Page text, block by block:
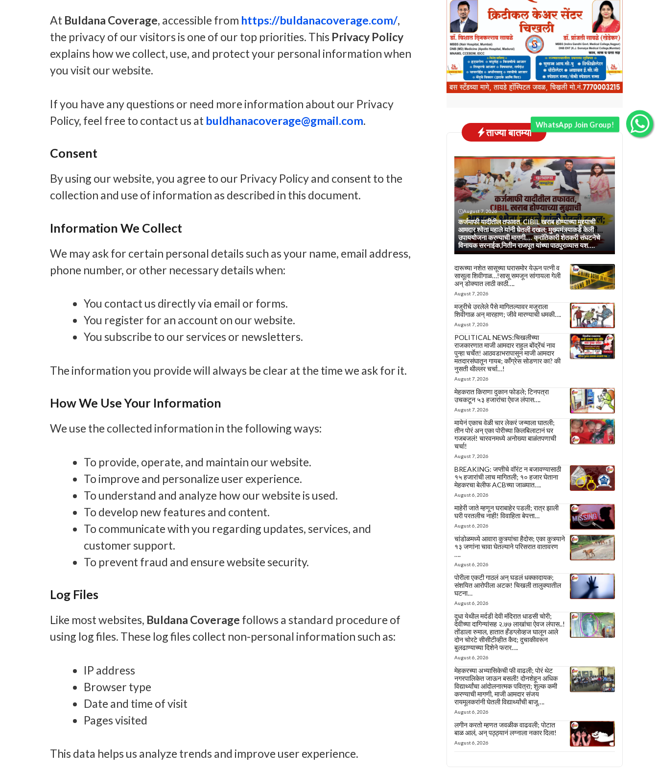
At Buldana Coverage, accessible from https://buldanacoverage.com/,
the privacy of our visitors is one of our top priorities. This Privacy Policy
explains how we collect, use, and protect your personal information when
you visit our website.
If you have any questions or need more information about our Privacy
Policy, feel free to contact us at buldhanacoverage@gmail.com.
Consent
By using our website, you agree to our Privacy Policy and consent to the
collection and use of information as described in this document.
Information We Collect
We may ask for certain personal details such as your name, email address,
phone number, or other necessary details when:
You contact us directly via email or forms.
You register for an account on our website.
You subscribe to our services or newsletters.
The information you provide will always be clear at the time we ask for it.
How We Use Your Information
We use the collected information in the following ways:
To provide, operate, and maintain our website.
To improve and personalize user experience.
To understand and analyze how our website is used.
To develop new features and content.
To communicate with you regarding updates, services, and
customer support.
To prevent fraud and ensure website security.
Log Files
Like most websites, Buldana Coverage follows a standard procedure of
using log files. These log files collect non-personal information such as:
IP address
Browser type
Date and time of visit
Pages visited
This data helps us analyze trends and improve user experience.
ताज्या बातम्या
August 7, 2026
कर्जमाफी यादीतील तफावत, CIBIL खराब होण्याच्या मुद्द्याची
आमदार श्वेता महाले यांनी घेतली दखल; मुख्यमंत्र्याकडे केली
उपाययोजना करण्याची मागणी…. क्रांतिकारी शेतकरी संघटनेचे
विनायक सरनाईक,नितीन राजपूत यांच्या पाठपुराव्यास यश….
दारूच्या नशेत सासूच्या घरासमोर येऊन पत्नी व
सासूला शिवीगाळ…!सासू समजून सांगायला गेली
अन् डोक्यात लाठी काठी….
August 7, 2026
मजुरीचे उरलेले पैसे मागितल्यावर मजुराला
शिवीगाळ अन् मारहाण; जीवे मारण्याची धमकी….
August 7, 2026
POLITICAL NEWS:चिखलीच्या
राजकारणात माजी आमदार राहुल बोंद्रेंचं नाव
पुन्हा चर्चेत! आठवडाभरापासून माजी आमदार
मतदारसंघातून गायब; काँग्रेस सोडणार का? की
नुसती थील्लर चर्चा…!
August 7, 2026
मेहकरात किराणा दुकान फोडले; टिनपत्रा
उचकटून ५३ हजारांचा ऐवज लंपास….
August 7, 2026
मायेनं एकाच वेळी चार लेकरं जन्माला घातली;
तीन पोरं अन् एका पोरीच्या किलबिलाटानं घर
गजबजलं! चारवनमध्ये अनोख्या बाळंतपणाची
चर्चा!
August 7, 2026
BREAKING: जप्तीचे वॉरंट न बजावण्यासाठी
१५ हजारांची लाच मागितली; १० हजार घेताना
मेहकरचा बेलीफ ACBच्या जाळ्यात….
August 6, 2026
माहेरी जाते म्हणून घराबाहेर पडली; रात्र झाली
घरी परतलीच नाही! विवाहिता बेपत्ता…
August 6, 2026
चांडोळमध्ये आवारा कुत्र्यांचा हैदोस; एका कुत्र्याने
१३ जणांना चावा घेतल्याने परिसरात वातावरण
….
August 6, 2026
पोरीला एकटी गाठलं अन् घडलं धक्कादायक;
संशयित आरोपीला अटक! चिखली तालुक्यातील
घटना…
August 6, 2026
दुधा येथील मर्दडी देवी मंदिरात धाडसी चोरी;
देवीच्या दागिन्यांसह २.७७ लाखांचा ऐवज लंपास..!
तोंडाला रुमाल, हातात हँडग्लोव्हज घालून आले
दोन चोरटे सीसीटीव्हीत कैद; दुचाकीवरून
बुलढाण्याच्या दिशेने फरार….
August 6, 2026
मेहकरच्या अभ्यासिकेची फी वाढली; पोरं थेट
नगरपालिकेत जाऊन बसली! दोनशेहून अधिक
विद्यार्थ्यांचा आंदोलनात्मक पवित्रा; शुल्क कमी
करण्याची मागणी, माजी आमदार संजय
रायमूलकरांनी घेतली विद्यार्थ्यांची बाजू….
August 6, 2026
लगीन करतो म्हणत जवळीक वाढवली; पोटात
बाळ आलं, अन् पठ्ठ्यानं लग्नाला नकार दिला!
August 6, 2026
WhatsApp Join Group!